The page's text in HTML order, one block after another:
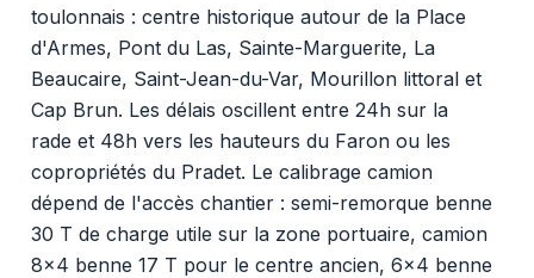
toulonnais : centre historique autour de la Place
d'Armes, Pont du Las, Sainte-Marguerite, La
Beaucaire, Saint-Jean-du-Var, Mourillon littoral et
Cap Brun. Les délais oscillent entre 24h sur la
rade et 48h vers les hauteurs du Faron ou les
copropriétés du Pradet. Le calibrage camion
dépend de l'accès chantier : semi-remorque benne
30 T de charge utile sur la zone portuaire, camion
8x4 benne 17 T pour le centre ancien, 6x4 benne